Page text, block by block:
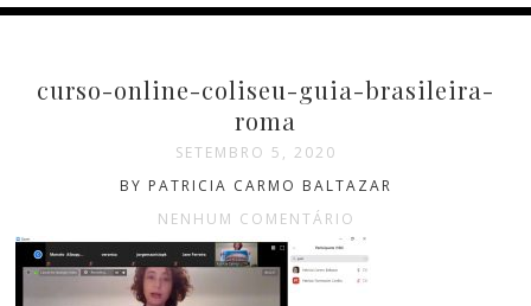
curso-online-coliseu-guia-brasileira-
roma
SETEMBRO 5, 2020
BY PATRICIA CARMO BALTAZAR
NENHUM COMENTÁRIO